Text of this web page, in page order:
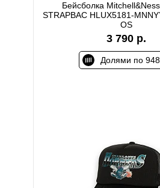
Бейсболка
STRAPBAC HLUX5181-
OS
3 790 р.
Долями по 948